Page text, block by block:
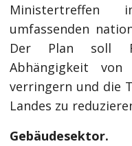
Ministertreffen
umfassenden
Der Plan soll
Abhängigkeit
verringern und die
Landes zu
Gebäudesektor.